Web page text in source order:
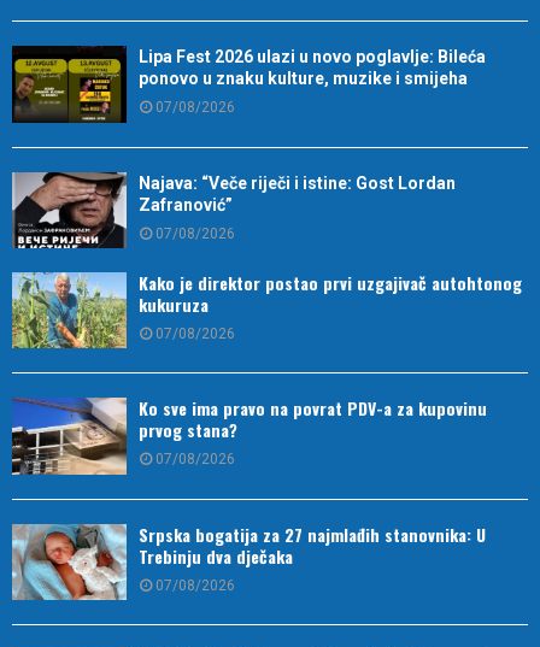
Lipa Fest 2026 ulazi u novo poglavlje: Bileća
ponovo u znaku kulture, muzike i smijeha
07/08/2026
Najava: “Veče riječi i istine: Gost Lordan
Zafranović”
07/08/2026
Kako je direktor postao prvi uzgajivač autohtonog
kukuruza
07/08/2026
Ko sve ima pravo na povrat PDV-a za kupovinu
prvog stana?
07/08/2026
Srpska bogatija za 27 najmlađih stanovnika: U
Trebinju dva dječaka
07/08/2026